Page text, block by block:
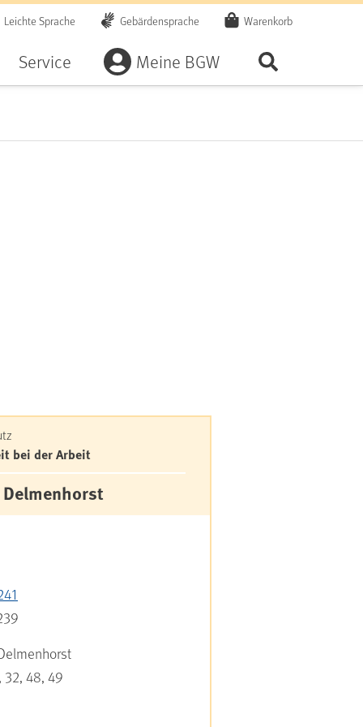
Leichte Sprache Gebärdensprache Warenkorb
Service Meine BGW
bei der Arbeit
32, 48, 49